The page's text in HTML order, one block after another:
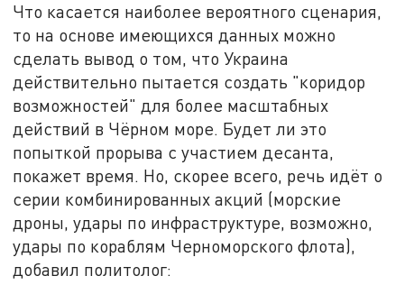
Что касается наиболее вероятного сценария,
то на основе имеющихся данных можно
сделать вывод о том, что Украина
действительно пытается создать "коридор
возможностей" для более масштабных
действий в Чёрном море. Будет ли это
попыткой прорыва с участием десанта,
покажет время. Но, скорее всего, речь идёт о
серии комбинированных акций (морские
дроны, удары по инфраструктуре, возможно,
удары по кораблям Черноморского флота),
добавил политолог: